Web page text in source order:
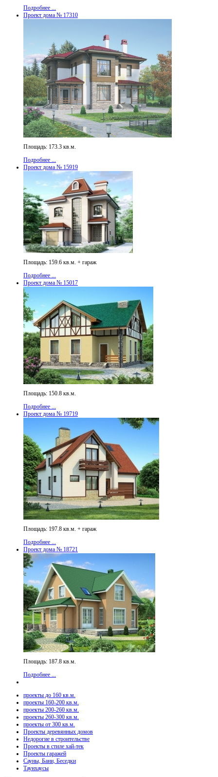
Подробнее ...
Проект дома № 17310
Площадь: 173.3 кв.м.
Подробнее ...
Проект дома № 15919
Площадь: 159.6 кв.м. + гараж
Подробнее ...
Проект дома № 15017
Площадь: 150.8 кв.м.
Подробнее ...
Проект дома № 19719
Площадь: 197.8 кв.м. + гараж
Подробнее ...
Проект дома № 18721
Площадь: 187.8 кв.м.
Подробнее ...
проекты до 160 кв.м.
проекты 160-200 кв.м.
проекты 200-260 кв.м.
проекты 260-300 кв.м.
проекты от 300 кв.м.
Проекты деревянных домов
Недорогие в строительстве
Проекты в стиле хай-тек
Проекты гаражей
Сауны, Бани, Беседки
Таунхаусы